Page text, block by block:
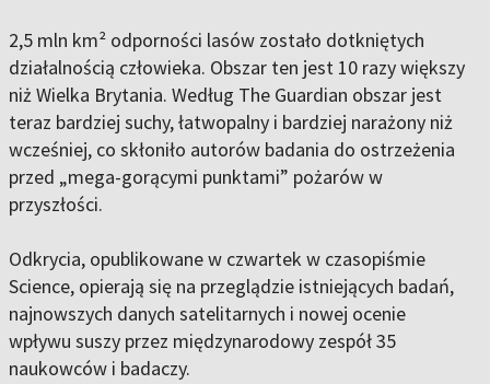
2,5 mln km² odporności lasów zostało dotkniętych
działalnością człowieka. Obszar ten jest 10 razy większy
niż Wielka Brytania. Według The Guardian obszar jest
teraz bardziej suchy, łatwopalny i bardziej narażony niż
wcześniej, co skłoniło autorów badania do ostrzeżenia
przed „mega-gorącymi punktami” pożarów w
przyszłości.
Odkrycia, opublikowane w czwartek w czasopiśmie
Science, opierają się na przeglądzie istniejących badań,
najnowszych danych satelitarnych i nowej ocenie
wpływu suszy przez międzynarodowy zespół 35
naukowców i badaczy.